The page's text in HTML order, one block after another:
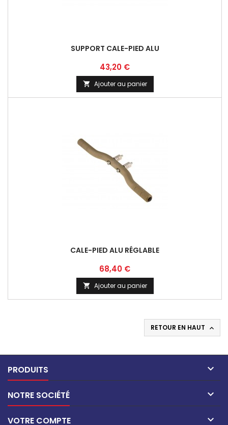
SUPPORT CALE-PIED ALU
Prix
43,20 €
 Ajouter au panier
CALE-PIED ALU RÉGLABLE
Prix
68,40 €
 Ajouter au panier
RETOUR EN HAUT 
PRODUITS 
NOTRE SOCIÉTÉ 
VOTRE COMPTE 